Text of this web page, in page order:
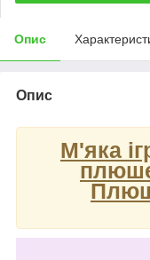
Опис
Опис
М'яка